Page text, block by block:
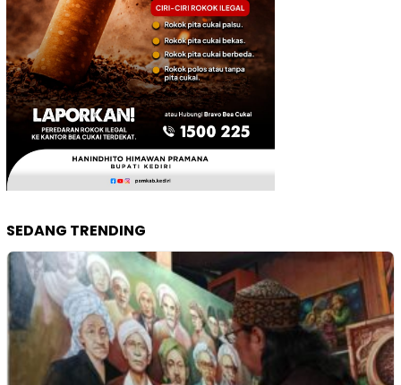
SEDANG TRENDING